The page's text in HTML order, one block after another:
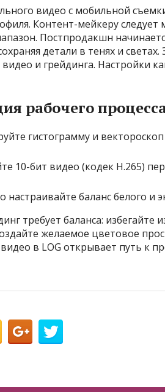
видео с мобильной
Контент-мейкеру
Постпродакшн
детали в тенях и
и грейдинга. Настройки
рабочего
гистограмму и
10-бит видео (кодек H.265)
настраивайте баланс белого и
требует баланса: избегайте
желаемое цветовое
в LOG открывает путь к